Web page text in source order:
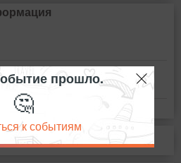
прошло.
🤔
к событиям